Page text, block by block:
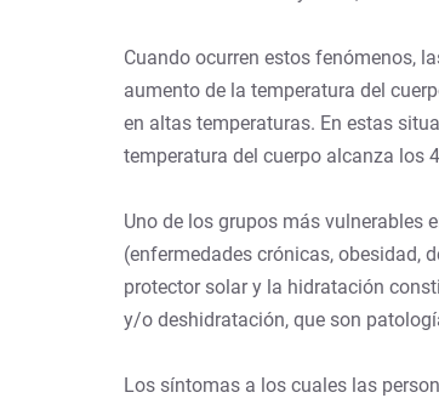
Cuando ocurren estos fenómenos,
aumento de la temperatura del
en altas temperaturas. En estas
temperatura del cuerpo alcanza los
Uno de los grupos más vulnerables
(enfermedades crónicas, obesidad,
protector solar y la hidratación
y/o deshidratación, que son
Los síntomas a los cuales las